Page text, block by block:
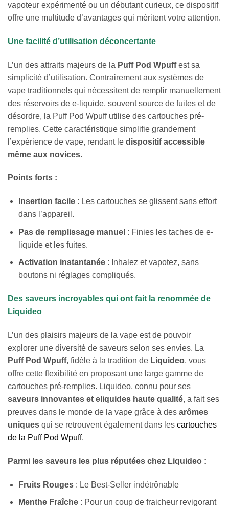
vapoteur expérimenté ou un débutant curieux, ce dispositif
offre une multitude d’avantages qui méritent votre attention.
Une facilité d’utilisation déconcertante
L’un des attraits majeurs de la Puff Pod Wpuffest sa
simplicité d’utilisation. Contrairement aux systèmes de
vape traditionnels qui nécessitent de remplir manuellement
des réservoirs de e-liquide, souvent source de fuites et de
désordre, la Puff Pod Wpuff utilise des cartouches pré-
remplies. Cette caractéristique simplifie grandement
l’expérience de vape, rendant le dispositif accessible
même aux novices.
Points forts :
Insertion facile: Les cartouches se glissent sans effort
dans l’appareil.
Pas de remplissage manuel : Finies les taches de e-
liquide et les fuites.
Activation instantanée: Inhalez et vapotez, sans
boutons ni réglages compliqués.
Des saveurs incroyables qui ont fait la renommée de
Liquideo
L’un des plaisirs majeurs de la vape est de pouvoir
explorer une diversité de saveurs selon ses envies. La
Puff Pod Wpuff, fidèle à la tradition de Liquideo, vous
offre cette flexibilité en proposant une large gamme de
cartouches pré-remplies. Liquideo, connu pour ses
saveurs innovantes et eliquides haute qualité, a fait ses
preuves dans le monde de la vape grâce à des arômes
uniques qui se retrouvent également dans les cartouches
de la Puff Pod Wpuff.
Parmi les saveurs les plus réputées chez Liquideo :
Fruits Rouges: Le Best-Seller indétrônable
Menthe Fraîche: Pour un coup de fraicheur revigorant